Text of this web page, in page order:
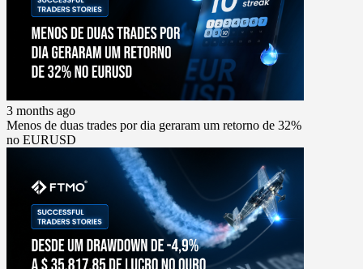
3 months ago
Menos de duas trades por dia geraram um retorno de 32%
no EURUSD